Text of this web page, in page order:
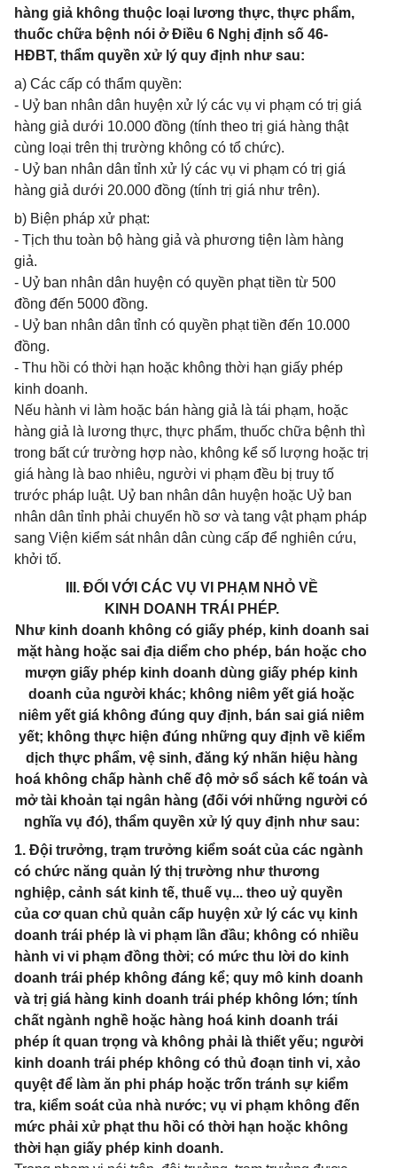
hàng giả không thuộc loại lương thực, thực phẩm,
thuốc chữa bệnh nói ở Điều 6 Nghị định số 46-
HĐBT, thẩm quyền xử lý quy định như sau:
a) Các cấp có thẩm quyền:
- Uỷ ban nhân dân huyện xử lý các vụ vi phạm có trị giá
hàng giả dưới 10.000 đồng (tính theo trị giá hàng thật
cùng loại trên thị trường không có tổ chức).
- Uỷ ban nhân dân tỉnh xử lý các vụ vi phạm có trị giá
hàng giả dưới 20.000 đồng (tính trị giá như trên).
b) Biện pháp xử phạt:
- Tịch thu toàn bộ hàng giả và phương tiện làm hàng
giả.
- Uỷ ban nhân dân huyện có quyền phạt tiền từ 500
đồng đến 5000 đồng.
- Uỷ ban nhân dân tỉnh có quyền phạt tiền đến 10.000
đồng.
- Thu hồi có thời hạn hoặc không thời hạn giấy phép
kinh doanh.
Nếu hành vi làm hoặc bán hàng giả là tái phạm, hoặc
hàng giả là lương thực, thực phẩm, thuốc chữa bệnh thì
trong bất cứ trường hợp nào, không kể số lượng hoặc trị
giá hàng là bao nhiêu, người vi phạm đều bị truy tố
trước pháp luật. Uỷ ban nhân dân huyện hoặc Uỷ ban
nhân dân tỉnh phải chuyển hồ sơ và tang vật phạm pháp
sang Viện kiểm sát nhân dân cùng cấp để nghiên cứu,
khởi tố.
III. ĐỐI VỚI CÁC VỤ VI PHẠM NHỎ VỀ
KINH DOANH TRÁI PHÉP.
Như kinh doanh không có giấy phép, kinh doanh sai
mặt hàng hoặc sai địa diểm cho phép, bán hoặc cho
mượn giấy phép kinh doanh dùng giấy phép kinh
doanh của người khác; không niêm yết giá hoặc
niêm yết giá không đúng quy định, bán sai giá niêm
yết; không thực hiện đúng những quy định về kiểm
dịch thực phẩm, vệ sinh, đăng ký nhãn hiệu hàng
hoá không chấp hành chế độ mở sổ sách kế toán và
mở tài khoản tại ngân hàng (đối với những người có
nghĩa vụ đó), thẩm quyền xử lý quy định như sau:
1. Đội trưởng, trạm trưởng kiểm soát của các ngành
có chức năng quản lý thị trường như thương
nghiệp, cảnh sát kinh tế, thuế vụ... theo uỷ quyền
của cơ quan chủ quản cấp huyện xử lý các vụ kinh
doanh trái phép là vi phạm lần đầu; không có nhiều
hành vi vi phạm đồng thời; có mức thu lời do kinh
doanh trái phép không đáng kể; quy mô kinh doanh
và trị giá hàng kinh doanh trái phép không lớn; tính
chất ngành nghề hoặc hàng hoá kinh doanh trái
phép ít quan trọng và không phải là thiết yếu; người
kinh doanh trái phép không có thủ đoạn tinh vi, xảo
quyệt để làm ăn phi pháp hoặc trốn tránh sự kiểm
tra, kiểm soát của nhà nước; vụ vi phạm không đến
mức phải xử phạt thu hồi có thời hạn hoặc không
thời hạn giấy phép kinh doanh.